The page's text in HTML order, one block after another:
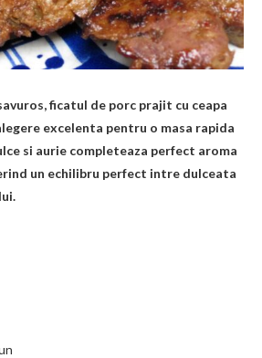
ficatul de porc prajit cu ceapa
excelenta pentru o masa rapida
si aurie completeaza perfect aroma
un echilibru perfect intre dulceata